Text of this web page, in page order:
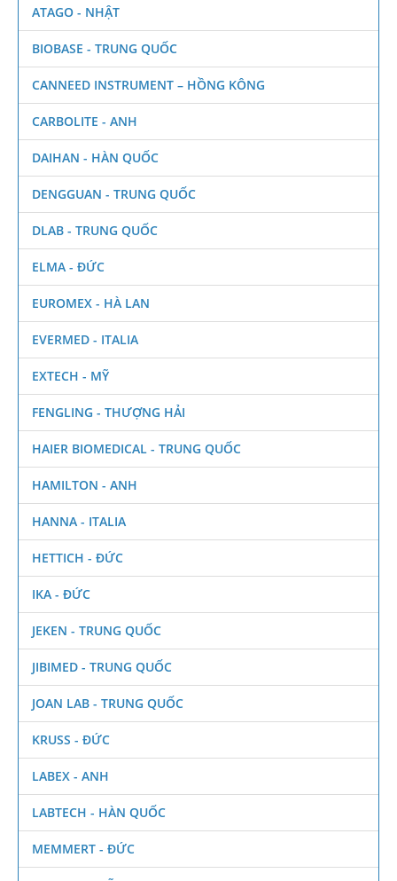
ATAGO - NHẬT
BIOBASE - TRUNG QUỐC
CANNEED INSTRUMENT – HỒNG KÔNG
CARBOLITE - ANH
DAIHAN - HÀN QUỐC
DENGGUAN - TRUNG QUỐC
DLAB - TRUNG QUỐC
ELMA - ĐỨC
EUROMEX - HÀ LAN
EVERMED - ITALIA
EXTECH - MỸ
FENGLING - THƯỢNG HẢI
HAIER BIOMEDICAL - TRUNG QUỐC
HAMILTON - ANH
HANNA - ITALIA
HETTICH - ĐỨC
IKA - ĐỨC
JEKEN - TRUNG QUỐC
JIBIMED - TRUNG QUỐC
JOAN LAB - TRUNG QUỐC
KRUSS - ĐỨC
LABEX - ANH
LABTECH - HÀN QUỐC
MEMMERT - ĐỨC